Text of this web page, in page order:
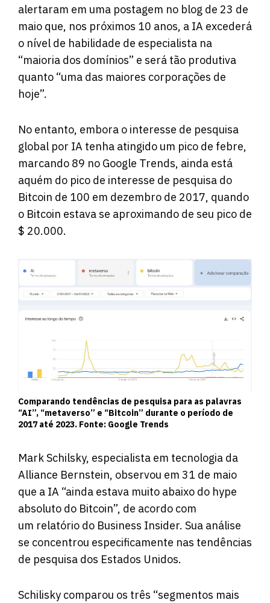
alertaram em uma postagem no blog de 23 de
maio que, nos próximos 10 anos, a IA excederá
o nível de habilidade de especialista na
“maioria dos domínios” e será tão produtiva
quanto “uma das maiores corporações de
hoje”.
No entanto, embora o interesse de pesquisa
global por IA tenha atingido um pico de febre,
marcando 89 no Google Trends, ainda está
aquém do pico de interesse de pesquisa do
Bitcoin de 100 em dezembro de 2017, quando
o Bitcoin estava se aproximando de seu pico de
$ 20.000.
Comparando tendências de pesquisa para as palavras
“AI”, “metaverso” e “Bitcoin” durante o período de
2017 até 2023. Fonte: Google Trends
Mark Schilsky, especialista em tecnologia da
Alliance Bernstein, observou em 31 de maio
que a IA “ainda estava muito abaixo do hype
absoluto do Bitcoin”, de acordo com
um relatório do Business Insider. Sua análise
se concentrou especificamente nas tendências
de pesquisa dos Estados Unidos.
Schilisky comparou os três “segmentos mais